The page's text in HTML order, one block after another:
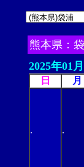
熊本県：
2025年01月
日 月
. .